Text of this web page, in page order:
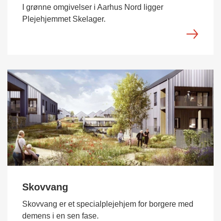
I grønne omgivelser i Aarhus Nord ligger
Plejehjemmet Skelager.
Skovvang
Skovvang er et specialplejehjem for borgere med
demens i en sen fase.